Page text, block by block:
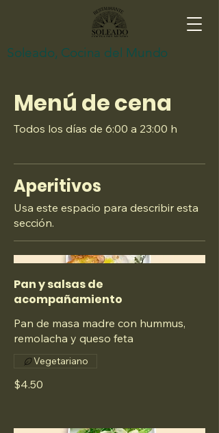
Soleado, Cocina del Mundo
Menú de cena
Todos los días de 6:00 a 23:00 h
Aperitivos
Usa este espacio para describir esta
sección.
Pan y salsas de
acompañamiento
Pan de masa madre con hummus,
remolacha y queso feta
$4.50
Vegetariano